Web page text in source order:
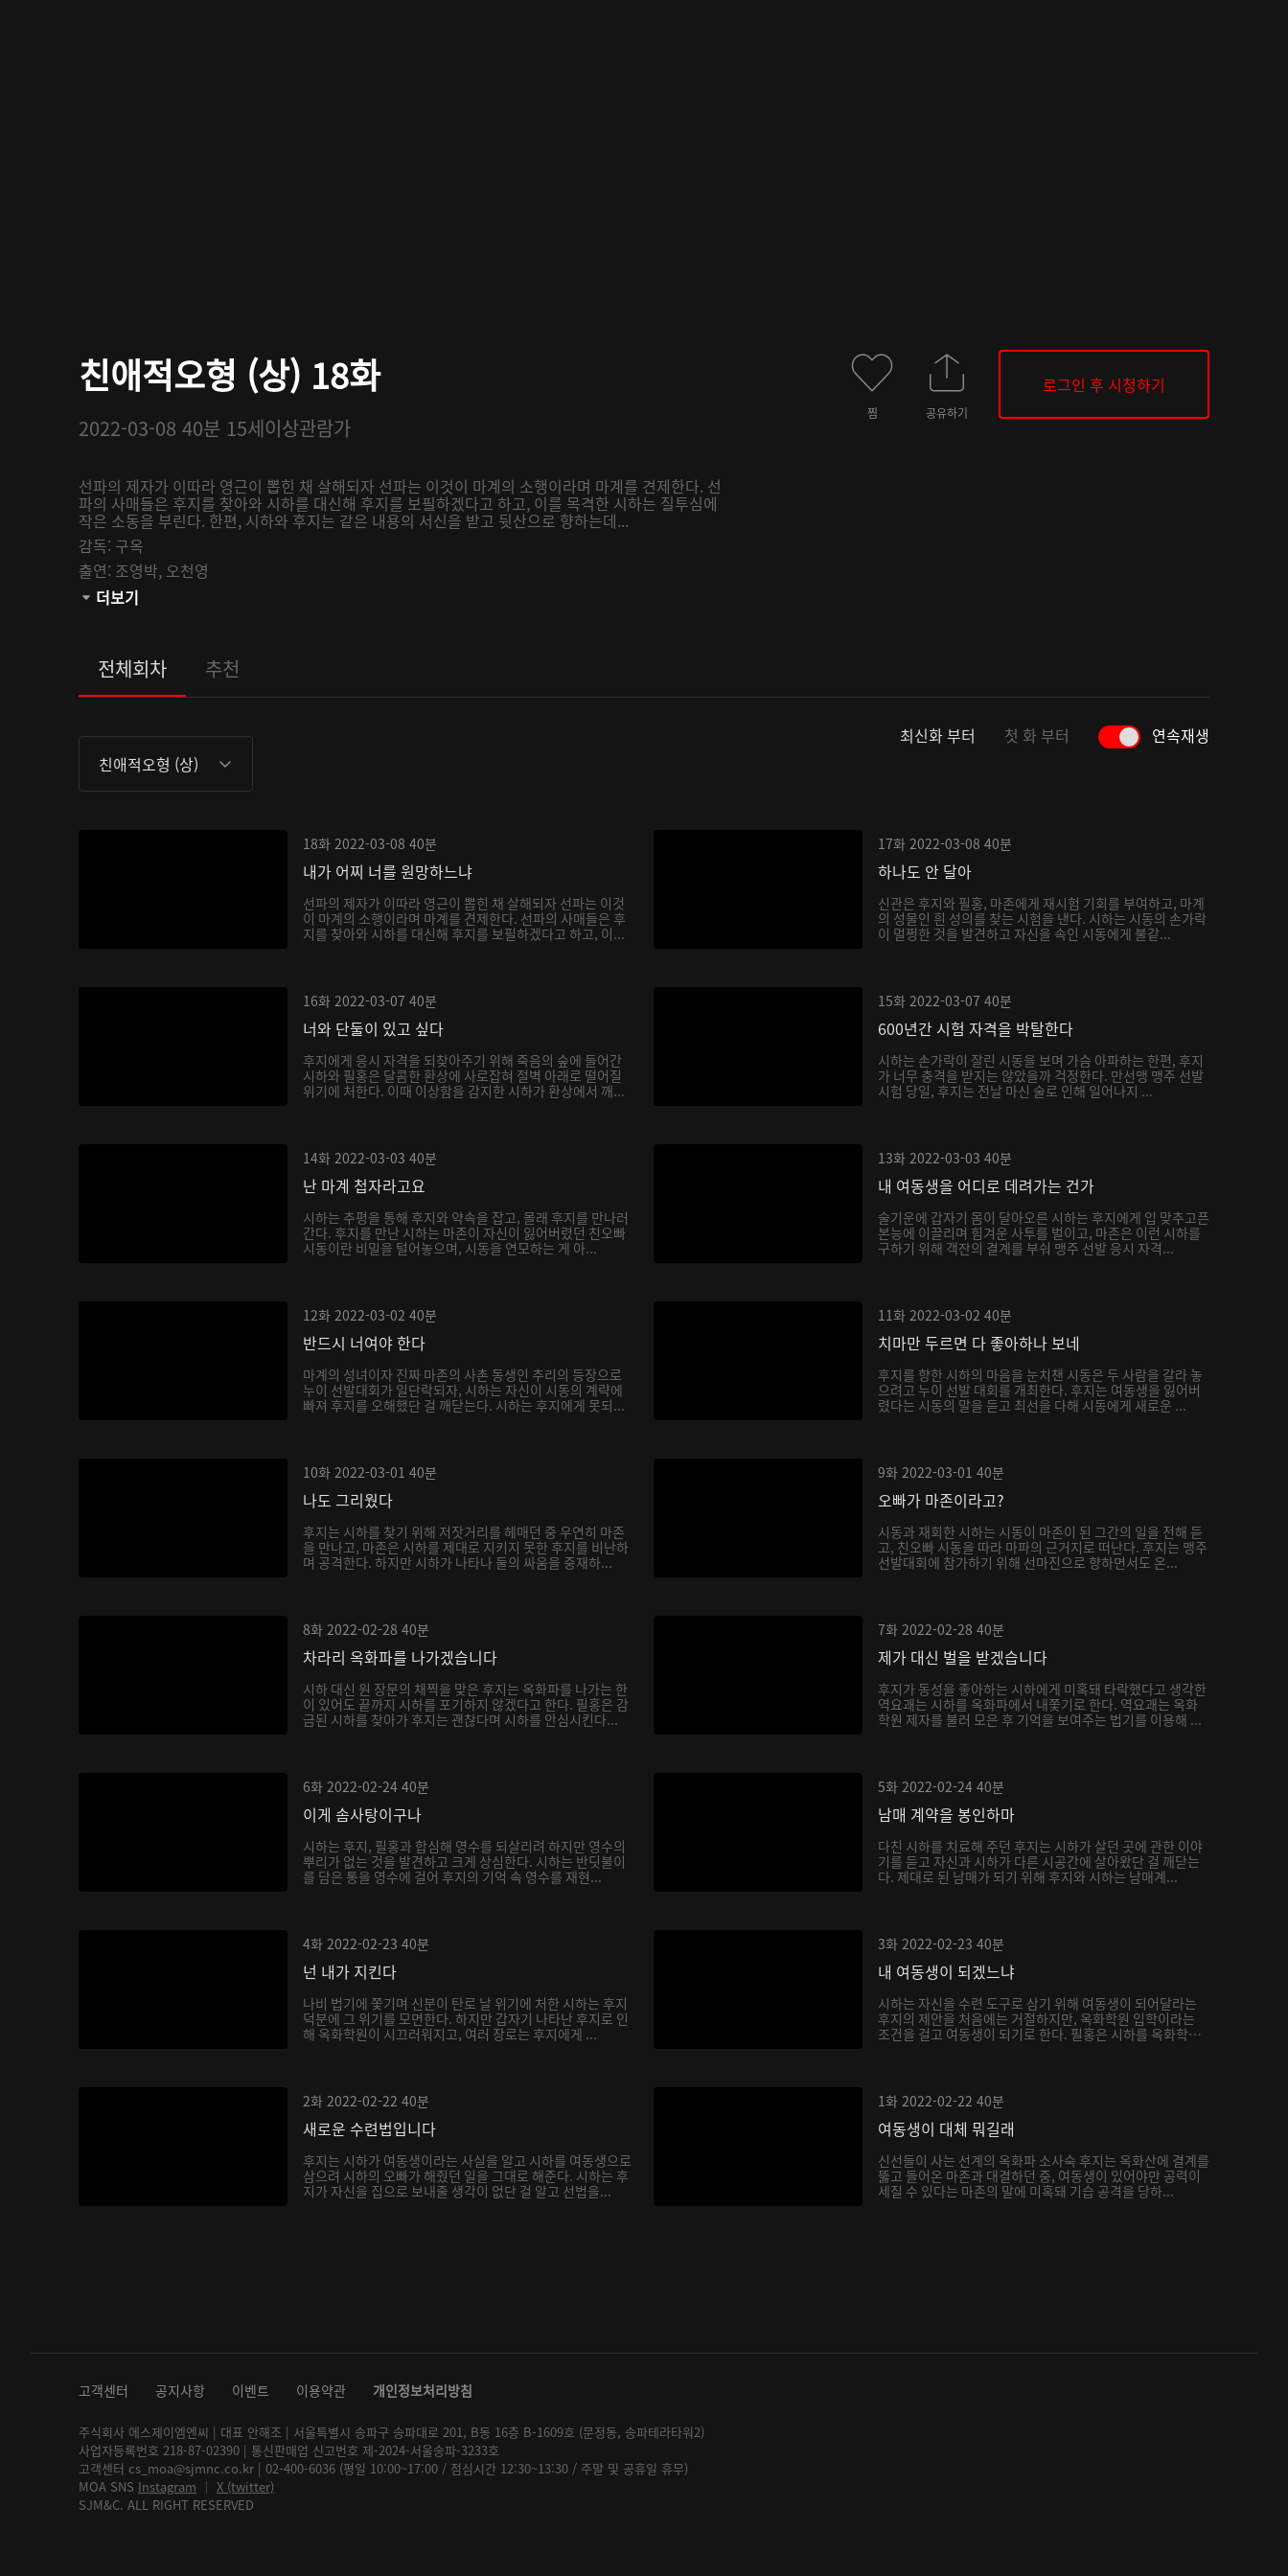
친애적오형 (상) 18화
2022-03-08 40분 15세이상관람가
선파의 제자가 이따라 영근이 뽑힌 채 살해되자 선파는 이것이 마계의 소행이라며 마계를 견제한다. 선
파의 사매들은 후지를 찾아와 시하를 대신해 후지를 보필하겠다고 하고, 이를 목격한 시하는 질투심에
작은 소동을 부린다. 한편, 시하와 후지는 같은 내용의 서신을 받고 뒷산으로 향하는데...
감독: 구옥
출연: 조영박, 오천영
관람등급:
더보기
찜 공유하기
로그인 후 시청하기
전체회차 추천
친애적오형 (상)
최신화 부터 첫 화 부터 연속재생
18화 2022-03-08 40분
내가 어찌 너를 원망하느냐
선파의 제자가 이따라 영근이 뽑힌 채 살해되자 선파는 이것
이 마계의 소행이라며 마계를 견제한다. 선파의 사매들은 후
지를 찾아와 시하를 대신해 후지를 보필하겠다고 하고, 이...
17화 2022-03-08 40분
하나도 안 달아
신관은 후지와 필홍, 마존에게 재시험 기회를 부여하고, 마계
의 성물인 흰 성의를 찾는 시험을 낸다. 시하는 시동의 손가락
이 멀쩡한 것을 발견하고 자신을 속인 시동에게 불같...
16화 2022-03-07 40분
너와 단둘이 있고 싶다
후지에게 응시 자격을 되찾아주기 위해 죽음의 숲에 들어간
시하와 필홍은 달콤한 환상에 사로잡혀 절벽 아래로 떨어질
위기에 처한다. 이때 이상함을 감지한 시하가 환상에서 깨...
15화 2022-03-07 40분
600년간 시험 자격을 박탈한다
시하는 손가락이 잘린 시동을 보며 가슴 아파하는 한편, 후지
가 너무 충격을 받지는 않았을까 걱정한다. 만선맹 맹주 선발
시험 당일, 후지는 전날 마신 술로 인해 일어나지 ...
14화 2022-03-03 40분
난 마계 첩자라고요
시하는 추평을 통해 후지와 약속을 잡고, 몰래 후지를 만나러
간다. 후지를 만난 시하는 마존이 자신이 잃어버렸던 친오빠
시동이란 비밀을 털어놓으며, 시동을 연모하는 게 아...
13화 2022-03-03 40분
내 여동생을 어디로 데려가는 건가
술기운에 갑자기 몸이 달아오른 시하는 후지에게 입 맞추고픈
본능에 이끌리며 힘겨운 사투를 벌이고, 마존은 이런 시하를
구하기 위해 객잔의 결계를 부숴 맹주 선발 응시 자격...
12화 2022-03-02 40분
반드시 너여야 한다
마계의 성녀이자 진짜 마존의 사촌 동생인 추리의 등장으로
누이 선발대회가 일단락되자, 시하는 자신이 시동의 계략에
빠져 후지를 오해했단 걸 깨닫는다. 시하는 후지에게 못되...
11화 2022-03-02 40분
치마만 두르면 다 좋아하나 보네
후지를 향한 시하의 마음을 눈치챈 시동은 두 사람을 갈라 놓
으려고 누이 선발 대회를 개최한다. 후지는 여동생을 잃어버
렸다는 시동의 말을 듣고 최선을 다해 시동에게 새로운 ...
10화 2022-03-01 40분
나도 그리웠다
후지는 시하를 찾기 위해 저잣거리를 헤매던 중 우연히 마존
을 만나고, 마존은 시하를 제대로 지키지 못한 후지를 비난하
며 공격한다. 하지만 시하가 나타나 둘의 싸움을 중재하...
9화 2022-03-01 40분
오빠가 마존이라고?
시동과 재회한 시하는 시동이 마존이 된 그간의 일을 전해 듣
고, 친오빠 시동을 따라 마파의 근거지로 떠난다. 후지는 맹주
선발대회에 참가하기 위해 선마진으로 향하면서도 온...
8화 2022-02-28 40분
차라리 옥화파를 나가겠습니다
시하 대신 원 장문의 채찍을 맞은 후지는 옥화파를 나가는 한
이 있어도 끝까지 시하를 포기하지 않겠다고 한다. 필홍은 감
금된 시하를 찾아가 후지는 괜찮다며 시하를 안심시킨다...
7화 2022-02-28 40분
제가 대신 벌을 받겠습니다
후지가 동성을 좋아하는 시하에게 미혹돼 타락했다고 생각한
역요괘는 시하를 옥화파에서 내쫓기로 한다. 역요괘는 옥화
학원 제자를 불러 모은 후 기억을 보여주는 법기를 이용해 ...
6화 2022-02-24 40분
이게 솜사탕이구나
시하는 후지, 필홍과 합심해 영수를 되살리려 하지만 영수의
뿌리가 없는 것을 발견하고 크게 상심한다. 시하는 반딧불이
를 담은 통을 영수에 걸어 후지의 기억 속 영수를 재현...
5화 2022-02-24 40분
남매 계약을 봉인하마
다친 시하를 치료해 주던 후지는 시하가 살던 곳에 관한 이야
기를 듣고 자신과 시하가 다른 시공간에 살아왔단 걸 깨닫는
다. 제대로 된 남매가 되기 위해 후지와 시하는 남매계...
4화 2022-02-23 40분
넌 내가 지킨다
나비 법기에 쫓기며 신분이 탄로 날 위기에 처한 시하는 후지
덕분에 그 위기를 모면한다. 하지만 갑자기 나타난 후지로 인
해 옥화학원이 시끄러워지고, 여러 장로는 후지에게 ...
3화 2022-02-23 40분
내 여동생이 되겠느냐
시하는 자신을 수련 도구로 삼기 위해 여동생이 되어달라는
후지의 제안을 처음에는 거절하지만, 옥화학원 입학이라는
조건을 걸고 여동생이 되기로 한다. 필홍은 시하를 옥화학
2화 2022-02-22 40분
새로운 수련법입니다
후지는 시하가 여동생이라는 사실을 알고 시하를 여동생으로
삼으려 시하의 오빠가 해줬던 일을 그대로 해준다. 시하는 후
지가 자신을 집으로 보내줄 생각이 없단 걸 알고 선법을...
1화 2022-02-22 40분
여동생이 대체 뭐길래
신선들이 사는 선계의 옥화파 소사숙 후지는 옥화산에 결계를
뚫고 들어온 마존과 대결하던 중, 여동생이 있어야만 공력이
세질 수 있다는 마존의 말에 미혹돼 기습 공격을 당하...
고객센터 공지사항 이벤트 이용약관 개인정보처리방침
주식회사 에스제이엠엔씨 | 대표 안해조 | 서울특별시 송파구 송파대로 201, B동 16층 B-1609호 (문정동, 송파테라타워2)
사업자등록번호 218-87-02390 | 통신판매업 신고번호 제-2024-서울송파-3233호
고객센터 cs_moa@sjmnc.co.kr | 02-400-6036 (평일 10:00~17:00 / 점심시간 12:30~13:30 / 주말 및 공휴일 휴무)
MOA SNS Instagram │ X (twitter)
SJM&C. ALL RIGHT RESERVED